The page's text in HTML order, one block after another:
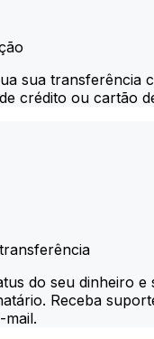
sua transferência
crédito ou cartão
do seu dinheiro e
Receba
mail.